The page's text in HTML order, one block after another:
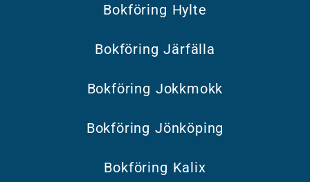
Bokföring Hylte
Bokföring Järfälla
Bokföring Jokkmokk
Bokföring Jönköping
Bokföring Kalix